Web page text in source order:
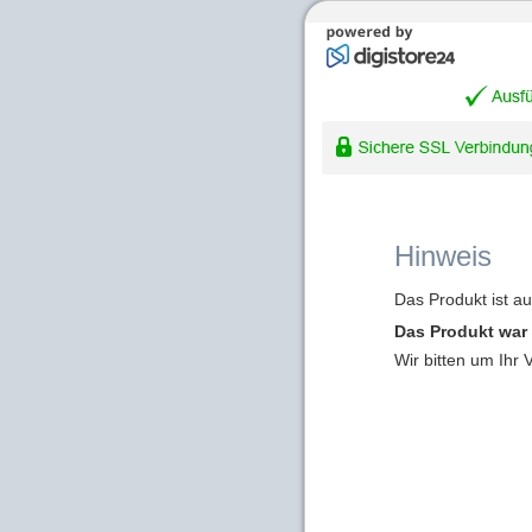
Hinweis
Das Produkt ist
Das Produkt
Wir bitten um Ihr